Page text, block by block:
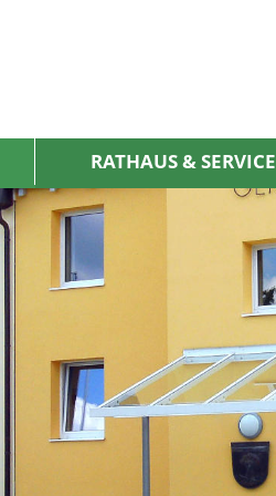
RATHAUS & SERVICE